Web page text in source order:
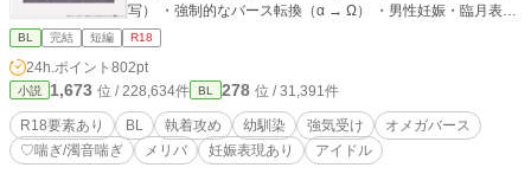
写） ・強制的なバース転換（α → Ω） ・男性妊娠・臨月表現
・濁点/♡喘ぎ、子宮口責め ・監禁、洗脳
BL 完結 短編 R18
24h.ポイント 802pt
小説 1,673 位 / 228,634件 BL 278 位 / 31,391件
R18要素あり BL 執着攻め 幼馴染 強気受け
オメガバース
♡喘ぎ/濁音喘ぎ
メリバ 妊娠表現あり アイドル